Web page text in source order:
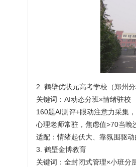
2. 鹤壁优状元高考学校（郑州分
关键词：AI动态分班×情绪驻校
160题AI测评+眼动注意力采集
心理老师常驻，焦虑值>70当晚
适配：情绪起伏大、靠氛围驱动
3. 鹤壁金博教育
关键词：全封闭式管理×小班分